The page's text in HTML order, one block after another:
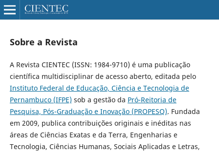
Sobre a Revista
A Revista CIENTEC (ISSN: 1984-9710) é uma publicação
científica multidisciplinar de acesso aberto, editada pelo
Instituto Federal de Educação, Ciência e Tecnologia de
Pernambuco (IFPE) sob a gestão da Pró-Reitoria de
Pesquisa, Pós-Graduação e Inovação (PROPESQ). Fundada
em 2009, publica contribuições originais e inéditas nas
áreas de Ciências Exatas e da Terra, Engenharias e
Tecnologia, Ciências Humanas, Sociais Aplicadas e Letras,